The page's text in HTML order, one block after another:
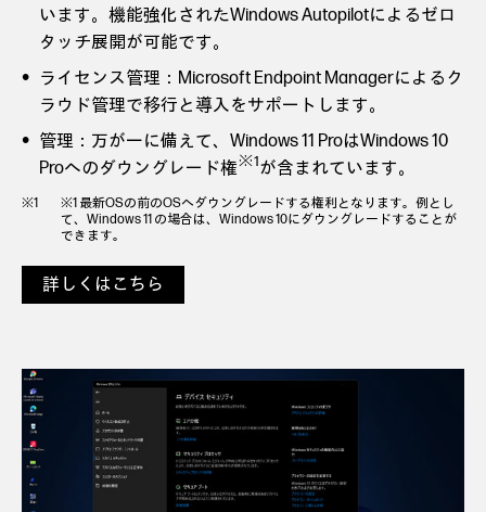
います。機能強化されたWindows Autopilotによるゼロ
タッチ展開が可能です。
ライセンス管理：Microsoft Endpoint Managerによるク
ラウド管理で移行と導入をサポートします。
管理：万が一に備えて、Windows 11 ProはWindows 10
Proへのダウングレード権※1が含まれています。
※1 最新OSの前のOSへダウングレードする権利となります。例とし
て、Windows 11 の場合は、Windows 10にダウングレードすることが
できます。
詳しくはこちら